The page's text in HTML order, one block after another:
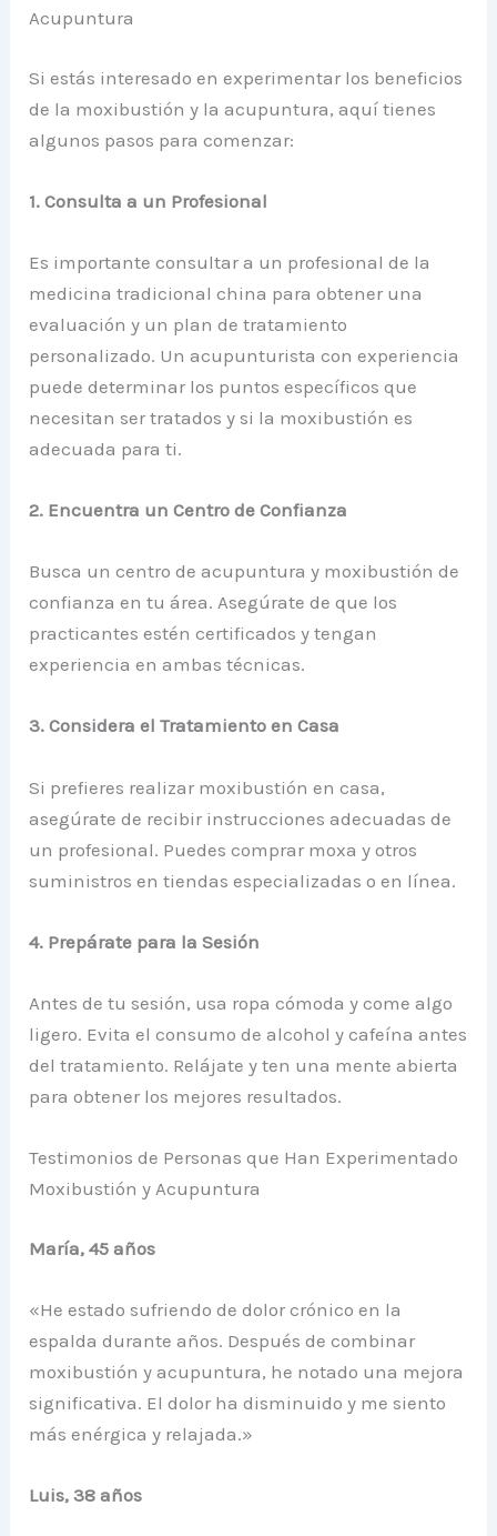
Acupuntura
Si estás interesado en experimentar los beneficios
de la moxibustión y la acupuntura, aquí tienes
algunos pasos para comenzar:
1. Consulta a un Profesional
Es importante consultar a un profesional de la
medicina tradicional china para obtener una
evaluación y un plan de tratamiento
personalizado. Un acupunturista con experiencia
puede determinar los puntos específicos que
necesitan ser tratados y si la moxibustión es
adecuada para ti.
2. Encuentra un Centro de Confianza
Busca un centro de acupuntura y moxibustión de
confianza en tu área. Asegúrate de que los
practicantes estén certificados y tengan
experiencia en ambas técnicas.
3. Considera el Tratamiento en Casa
Si prefieres realizar moxibustión en casa,
asegúrate de recibir instrucciones adecuadas de
un profesional. Puedes comprar moxa y otros
suministros en tiendas especializadas o en línea.
4. Prepárate para la Sesión
Antes de tu sesión, usa ropa cómoda y come algo
ligero. Evita el consumo de alcohol y cafeína antes
del tratamiento. Relájate y ten una mente abierta
para obtener los mejores resultados.
Testimonios de Personas que Han Experimentado
Moxibustión y Acupuntura
María, 45 años
«He estado sufriendo de dolor crónico en la
espalda durante años. Después de combinar
moxibustión y acupuntura, he notado una mejora
significativa. El dolor ha disminuido y me siento
más enérgica y relajada.»
Luis, 38 años